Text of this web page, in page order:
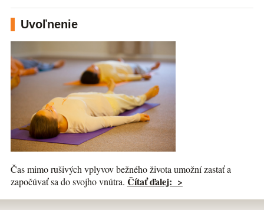
Uvoľnenie
Čas mimo rušivých vplyvov bežného života umožní zastať a
započúvať sa do svojho vnútra. Čítať ďalej: >